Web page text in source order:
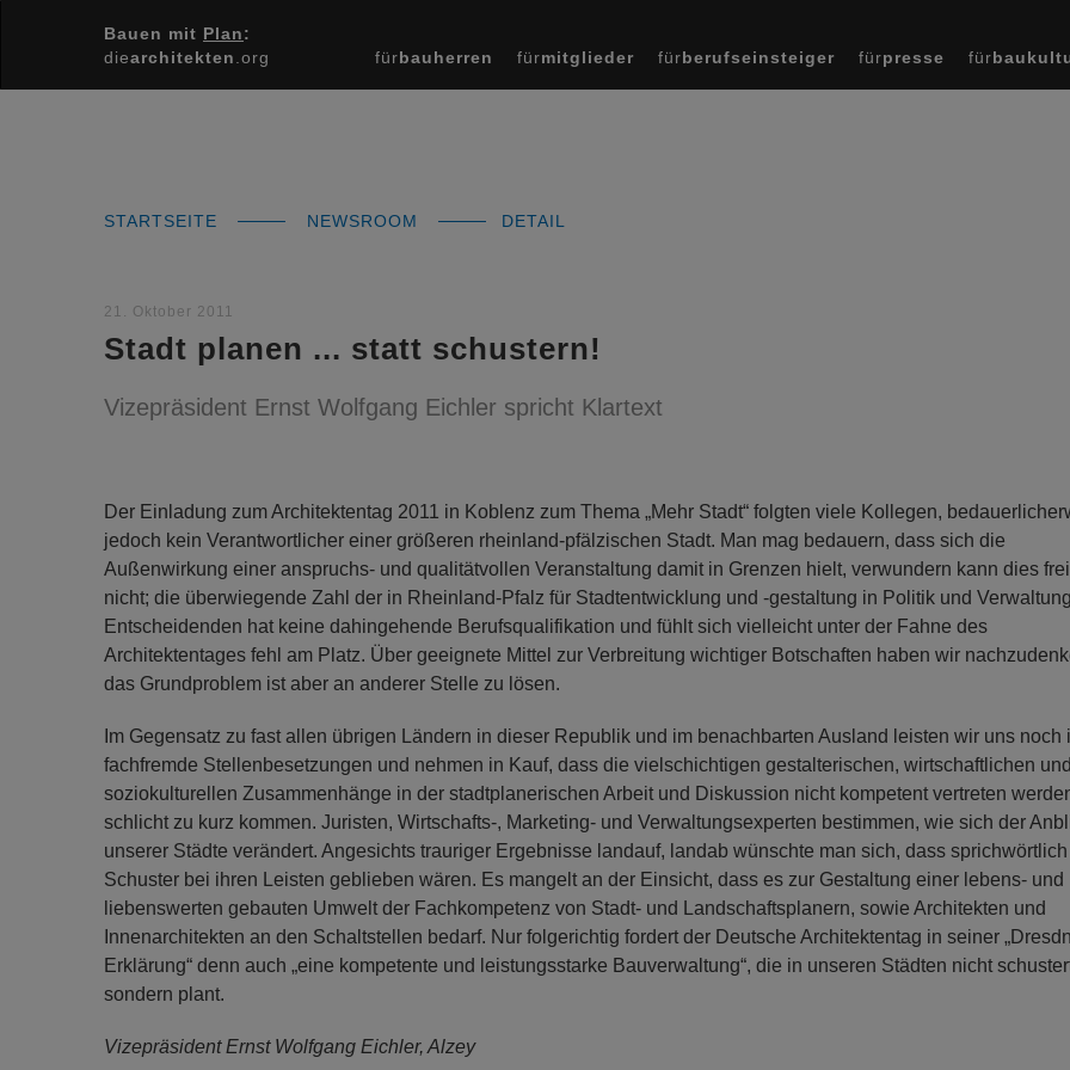
Bauen mit Plan:
diearchitekten .org fürbauherren fürmitglieder fürberufseinsteiger fürpresse für
STARTSEITE NEWSROOM DETAIL
21. Oktober 2011
Stadt planen ... statt schustern!
Vizepräsident Ernst Wolfgang Eichler spricht Klartext
Der Einladung zum Architektentag 2011 in Koblenz zum Thema „Mehr Stadt“ folgten viele Kollegen,
jedoch kein Verantwortlicher einer größeren rheinland-pfälzischen Stadt. Man mag bedauern, dass sich die
Außenwirkung einer anspruchs- und qualitätvollen Veranstaltung damit in Grenzen hielt, verwundern kann dies
nicht; die überwiegende Zahl der in Rheinland-Pfalz für Stadtentwicklung und -gestaltung in Politik und Verwaltung
Entscheidenden hat keine dahingehende Berufsqualifikation und fühlt sich vielleicht unter der Fahne des
Architektentages fehl am Platz. Über geeignete Mittel zur Verbreitung wichtiger Botschaften haben wir
das Grundproblem ist aber an anderer Stelle zu lösen.
Im Gegensatz zu fast allen übrigen Ländern in dieser Republik und im benachbarten Ausland leisten wir uns noch
fachfremde Stellenbesetzungen und nehmen in Kauf, dass die vielschichtigen gestalterischen, wirtschaftlichen und
soziokulturellen Zusammenhänge in der stadtplanerischen Arbeit und Diskussion nicht kompetent vertreten
schlicht zu kurz kommen. Juristen, Wirtschafts-, Marketing- und Verwaltungsexperten bestimmen, wie sich der
unserer Städte verändert. Angesichts trauriger Ergebnisse landauf, landab wünschte man sich, dass
Schuster bei ihren Leisten geblieben wären. Es mangelt an der Einsicht, dass es zur Gestaltung einer lebens- und
liebenswerten gebauten Umwelt der Fachkompetenz von Stadt- und Landschaftsplanern, sowie Architekten und
Innenarchitekten an den Schaltstellen bedarf. Nur folgerichtig fordert der Deutsche Architektentag in seiner
Erklärung“ denn auch „eine kompetente und leistungsstarke Bauverwaltung“, die in unseren Städten nicht
sondern plant.
Vizepräsident Ernst Wolfgang Eichler, Alzey